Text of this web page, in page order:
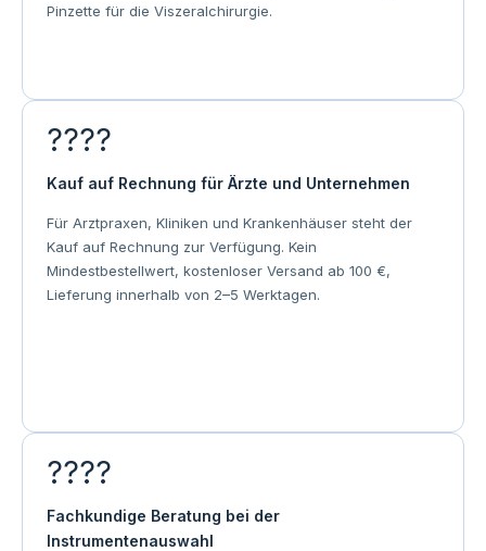
Pinzette für die Viszeralchirurgie.
????
Kauf auf Rechnung für Ärzte und Unternehmen
Für Arztpraxen, Kliniken und Krankenhäuser steht der
Kauf auf Rechnung zur Verfügung. Kein
Mindestbestellwert, kostenloser Versand ab 100 €,
Lieferung innerhalb von 2–5 Werktagen.
????
Fachkundige Beratung bei der
Instrumentenauswahl